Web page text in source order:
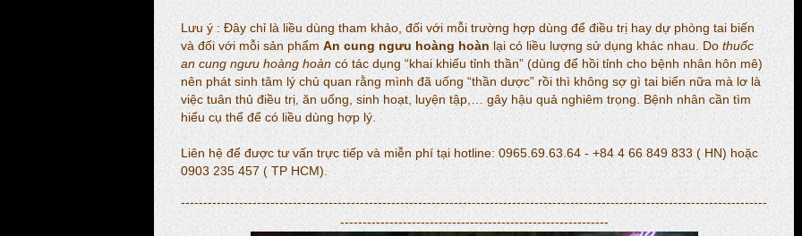
Lưu ý : Đây chỉ là liều dùng tham khảo, đối với mỗi trường hợp dùng để điều trị hay dự phòng tai biến
và đối với mỗi sản phẩm An cung ngưu hoàng hoànlại có liều lượng sử dụng khác nhau. Do thuốc
an cung ngưu hoàng hoàn có tác dụng “khai khiếu tỉnh thần” (dùng để hồi tỉnh cho bệnh nhân hôn mê)
nên phát sinh tâm lý chủ quan rằng mình đã uống “thần dược” rồi thì không sợ gì tai biến nữa mà lơ là
việc tuân thủ điều trị, ăn uống, sinh hoạt, luyện tập,… gây hậu quả nghiêm trọng. Bệnh nhân cần tìm
hiểu cụ thể để có liều dùng hợp lý.
Liên hệ để được tư vấn trực tiếp và miễn phí tại hotline: 0965.69.63.64 - +84 4 66 849 833 ( HN) hoặc
0903 235 457 ( TP HCM).
-----------------------------------------------------------------------------------------------------------------------------------
------------------------------------------------------------